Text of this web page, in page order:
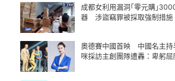
成都女利用漏洞｢零元購｣
器 涉盜竊罪被採取強制措施
奧德賽中國首映 中國名主持
咪採訪主創團隊遭轟：卑躬屈